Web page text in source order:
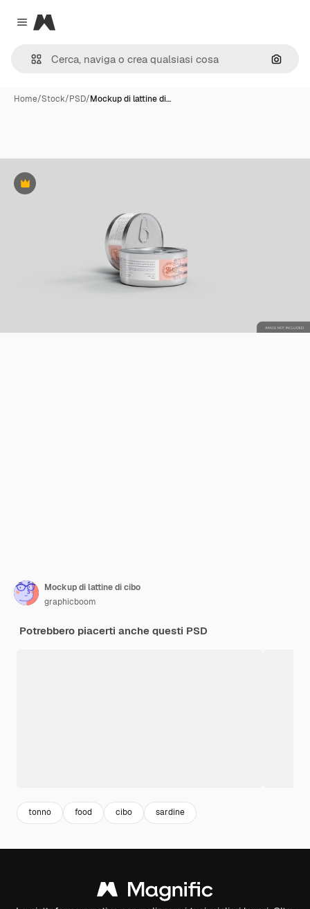
Close menu
Magnific
Cerca
Home/Stock/PSD/Mockup di lattine di…
Premium
Mockup di lattine di cibo
graphicboom
Potrebbero piacerti anche questi PSD
tonno food cibo sardine